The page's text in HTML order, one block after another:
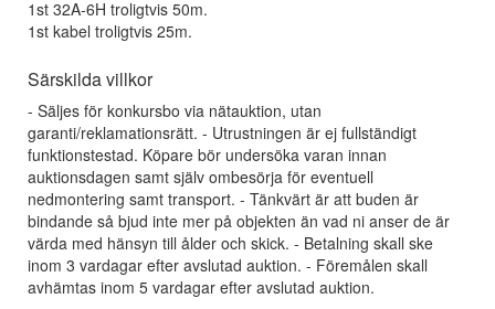
1st 32A-6H troligtvis 50m.
1st kabel troligtvis 25m.
Särskilda villkor
- Säljes för konkursbo via nätauktion, utan
garanti/reklamationsrätt. - Utrustningen är ej fullständigt
funktionstestad. Köpare bör undersöka varan innan
auktionsdagen samt själv ombesörja för eventuell
nedmontering samt transport. - Tänkvärt är att buden är
bindande så bjud inte mer på objekten än vad ni anser de är
värda med hänsyn till ålder och skick. - Betalning skall ske
inom 3 vardagar efter avslutad auktion. - Föremålen skall
avhämtas inom 5 vardagar efter avslutad auktion.